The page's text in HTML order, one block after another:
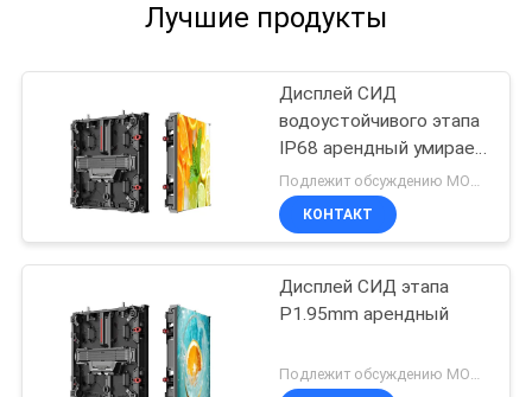
Лучшие продукты
Дисплей СИД
водоустойчивого этапа
IP68 арендный умирает
шкаф литого алюминияПодлежит обсуждению MOQ:10sqm
КОНТАКТ
Дисплей СИД этапа
P1.95mm арендный